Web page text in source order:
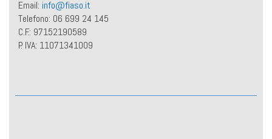
Email: info@fiaso.it
Telefono: 06 699 24 145
C.F.: 97152190589
P. IVA: 11071341009